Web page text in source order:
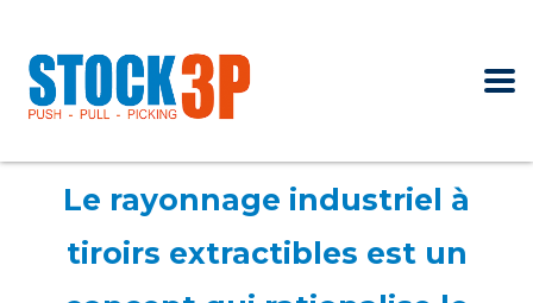
Le rayonnage industriel à
tiroirs extractibles est un